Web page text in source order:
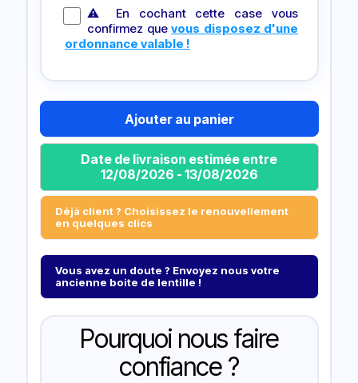
⚠ En cochant cette case vous
confirmez que vous disposez d'une
ordonnance valable !
Ajouter au panier
Date de livraison estimée entre
12/08/2026 - 13/08/2026
Déjà client ? Choisissez le renouvellement
en quelques clics
Vous avez un doute ? Envoyez nous votre
ancienne boite de lentille !
Pourquoi nous faire
confiance ?